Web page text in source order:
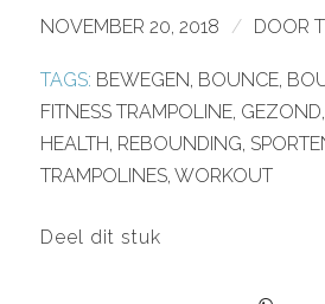
NOVEMBER 20, 2018 / DOOR
TAGS: BEWEGEN, BOUNCE,
FITNESS TRAMPOLINE, GEZOND,
HEALTH, REBOUNDING,
TRAMPOLINES, WORKOUT
Deel dit stuk